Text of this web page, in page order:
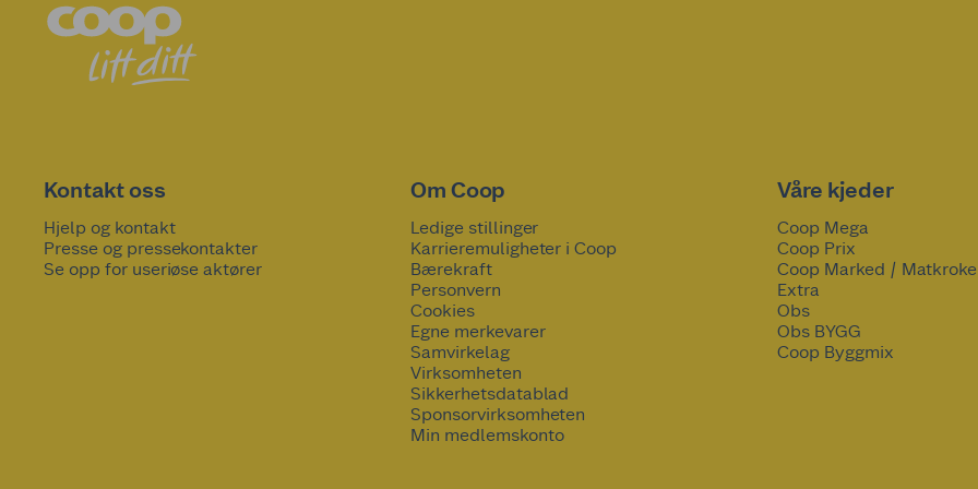
Kontakt oss
Hjelp og kontakt
Presse og pressekontakter
Se opp for useriøse aktører
Om Coop
Ledige stillinger
Karrieremuligheter i Coop
Bærekraft
Personvern
Cookies
Egne merkevarer
Samvirkelag
Virksomheten
Sikkerhetsdatablad
Sponsorvirksomheten
Min medlemskonto
Våre kjeder
Coop Mega
Coop Prix
Coop Marked /
Extra
Obs
Obs BYGG
Coop Byggmix